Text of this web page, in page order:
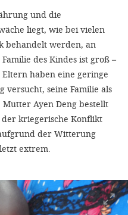
und die
liegt, wie bei vielen
behandelt werden, an
des Kindes ist groß –
Eltern haben eine geringe
versucht, seine Familie als
Ayen Deng bestellt
kriegerische Konflikt
der Witterung
extrem.